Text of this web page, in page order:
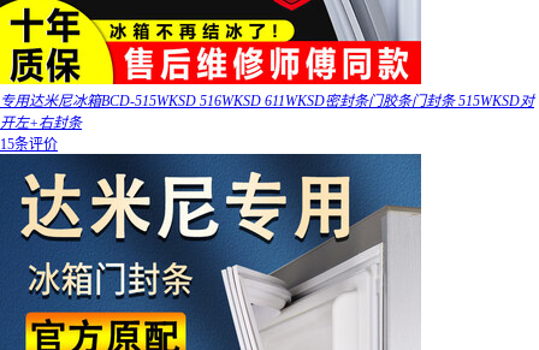
专用达米尼冰箱BCD-515WKSD 516WKSD 611WKSD密封条门胶条门封条 515WKSD对
开左+右封条
15条评价